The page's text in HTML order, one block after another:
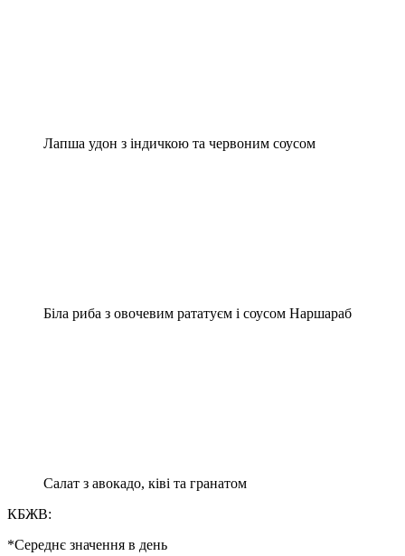
Лапша удон з індичкою та червоним соусом
Біла риба з овочевим рататуєм і соусом Наршараб
Салат з авокадо, ківі та гранатом
КБЖВ:
*Середнє значення в день